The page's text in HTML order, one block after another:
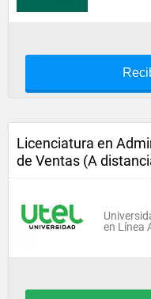
Licenciatura en
de Ventas (A
en Línea